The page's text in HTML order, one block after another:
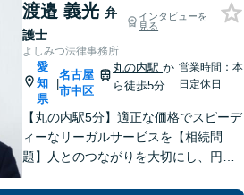
渡邉 義光 弁
護士
インタビューを
見る
よしみつ法律事務所
愛
知
県
|
名古屋
市中区
丸の内駅か
ら徒歩5分
営業時間：本
日定休日
【丸の内駅5分】適正な価格でスピーデ
ィーなリーガルサービスを【相続問
題】人とのつながりを大切にし、円満